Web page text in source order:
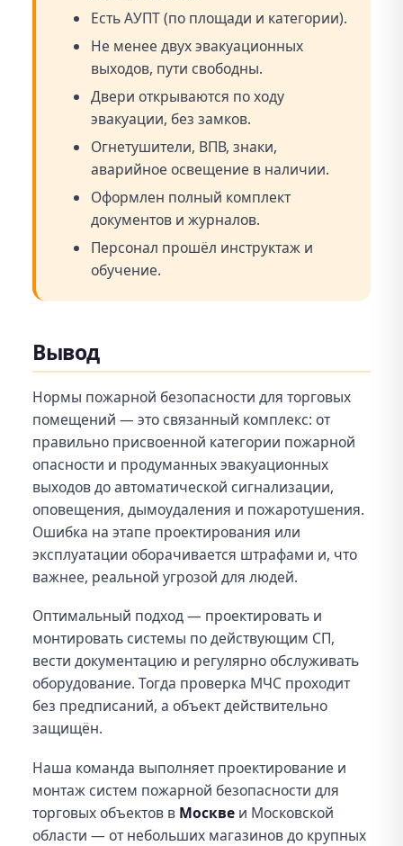
Есть АУПТ (по площади и категории).
Не менее двух эвакуационных
выходов, пути свободны.
Двери открываются по ходу
эвакуации, без замков.
Огнетушители, ВПВ, знаки,
аварийное освещение в наличии.
Оформлен полный комплект
документов и журналов.
Персонал прошёл инструктаж и
обучение.
Вывод
Нормы пожарной безопасности для торговых
помещений — это связанный комплекс: от
правильно присвоенной категории пожарной
опасности и продуманных эвакуационных
выходов до автоматической сигнализации,
оповещения, дымоудаления и пожаротушения.
Ошибка на этапе проектирования или
эксплуатации оборачивается штрафами и, что
важнее, реальной угрозой для людей.
Оптимальный подход — проектировать и
монтировать системы по действующим СП,
вести документацию и регулярно обслуживать
оборудование. Тогда проверка МЧС проходит
без предписаний, а объект действительно
защищён.
Наша команда выполняет проектирование и
монтаж систем пожарной безопасности для
торговых объектов в Москве и Московской
области — от небольших магазинов до крупных